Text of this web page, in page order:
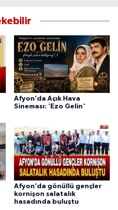
Afyon’da Açık Hava
Sineması: 'Ezo Gelin'
Afyon’da gönüllü gençler
kornişon salatalık
hasadında buluştu